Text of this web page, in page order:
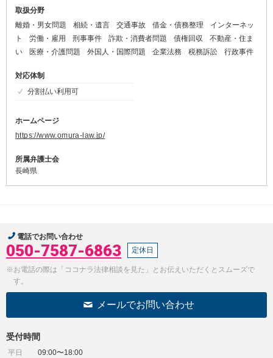
取扱分野
離婚・男女問題
相続・遺言 交通事故 借金・債務整理
インターネッ
ト
労働・雇用 刑事事件 詐欺・消費者問題 債権回収
不動産・住ま
い
医療・介護問題 外国人・国際問題 企業法務 税務訴訟 行政事件
対応体制
分割払い利用可
ホームページ
https://www.omura-law.jp/
所属弁護士会
長崎県
電話でお問い合わせ
050-7587-6863 定休日
※お電話の際は「ココナラ法律相談を見た」とお伝えいただくとスムーズで
す。
メールでお問い合わせ
受付時間
平日
09:00〜18:00